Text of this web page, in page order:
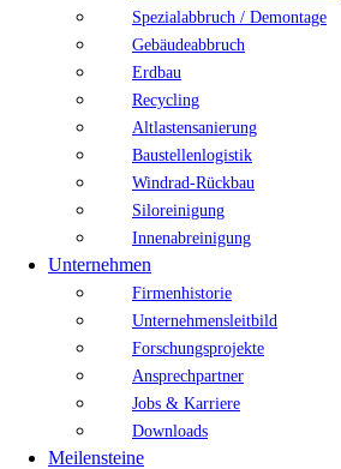
Spezialabbruch / Demontage
Gebäudeabbruch
Erdbau
Recycling
Altlastensanierung
Baustellenlogistik
Windrad-Rückbau
Siloreinigung
Innenabreinigung
Unternehmen
Firmenhistorie
Unternehmensleitbild
Forschungsprojekte
Ansprechpartner
Jobs & Karriere
Downloads
Meilensteine